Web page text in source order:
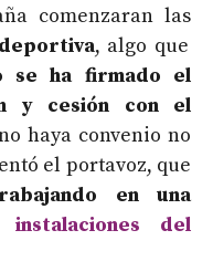
comenzaran las
, algo que
se ha firmado el
y cesión con el
haya convenio no
el portavoz, que
en una
instalaciones del